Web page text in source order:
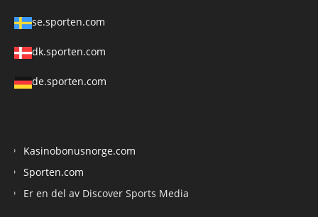
se.sporten.com
dk.sporten.com
de.sporten.com
Kasinobonusnorge.com
Sporten.com
Er en del av Discover Sports Media